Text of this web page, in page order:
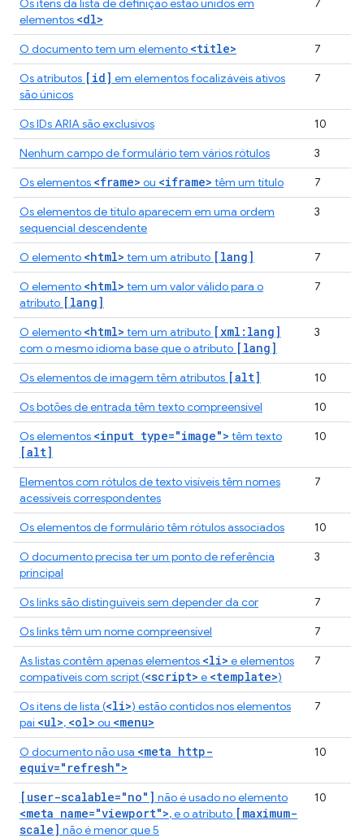
Os itens da lista de definição estão unidos em
elementos <dl>
7
O documento tem um elemento <title>
7
Os atributos [id] em elementos focalizáveis ativos
são únicos
7
Os IDs ARIA são exclusivos
10
Nenhum campo de formulário tem vários rótulos
3
Os elementos <frame> ou <iframe> têm um título
7
Os elementos de título aparecem em uma ordem
sequencial descendente
3
O elemento <html> tem um atributo [lang]
7
O elemento <html> tem um valor válido para o
atributo [lang]
7
O elemento <html> tem um atributo [xml:lang]
com o mesmo idioma base que o atributo [lang]
3
Os elementos de imagem têm atributos [alt]
10
Os botões de entrada têm texto compreensível
10
Os elementos <input type="image"> têm texto
[alt]
10
Elementos com rótulos de texto visíveis têm nomes
acessíveis correspondentes
7
Os elementos de formulário têm rótulos associados
10
O documento precisa ter um ponto de referência
principal
3
Os links são distinguíveis sem depender da cor
7
Os links têm um nome compreensível
7
As listas contêm apenas elementos <li> e elementos
compatíveis com script (<script> e <template>)
7
Os itens de lista (<li>) estão contidos nos elementos
pai <ul>, <ol> ou <menu>
7
O documento não usa <meta http-
equiv="refresh">
10
[user-scalable="no"] não é usado no elemento
<meta name="viewport">, e o atributo [maximum-
scale] não é menor que 5
10